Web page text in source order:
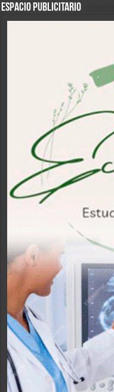
ESPACIO PUBLICITARIO